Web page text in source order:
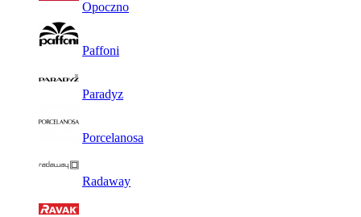
Opoczno
Paffoni
Paradyz
Porcelanosa
Radaway